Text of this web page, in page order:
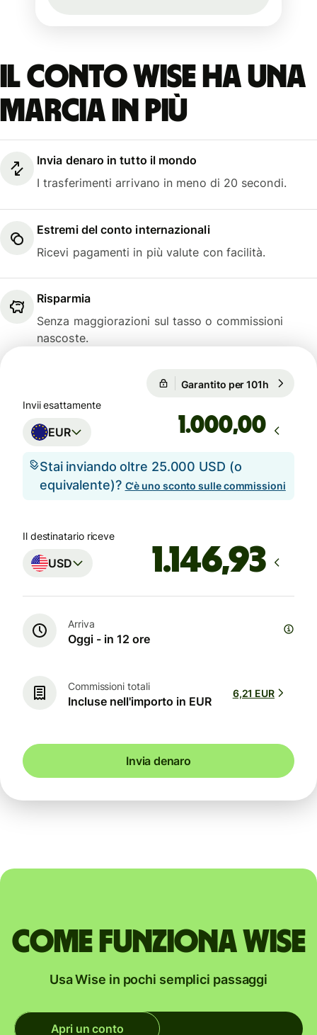
Il conto Wise ha una
marcia in più
Invia denaro in tutto il mondo
I trasferimenti arrivano in meno di 20 secondi.
Estremi del conto internazionali
Ricevi pagamenti in più valute con facilità.
Risparmia
Senza maggiorazioni sul tasso o commissioni
nascoste.
Garantito per 101h
Invii esattamente
EUR ,00
Stai inviando oltre 25.000 USD (o
equivalente)? C'è uno sconto sulle commissioni
Il destinatario riceve
USD
Arriva
Oggi - in 12 ore
Commissioni totali
Incluse nell'importo in EUR
6,21 EUR
Invia denaro
Come funziona Wise
Usa Wise in pochi semplici passaggi
Apri un conto